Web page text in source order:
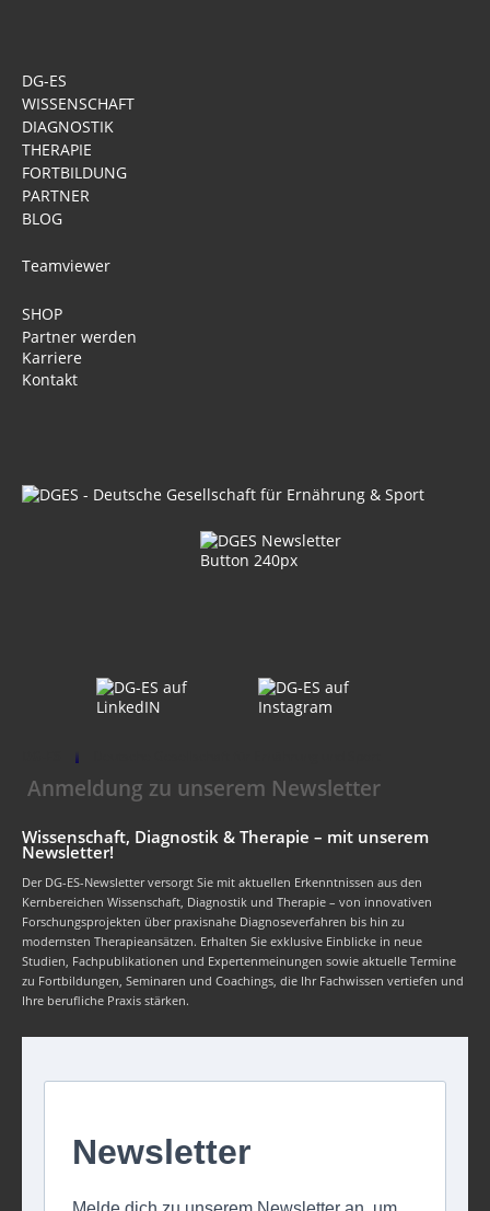
DG-ES
WISSENSCHAFT
DIAGNOSTIK
THERAPIE
FORTBILDUNG
PARTNER
BLOG
Teamviewer
SHOP
Partner werden
Karriere
Kontakt
Anmeldung zu unserem Newsletter
Wissenschaft, Diagnostik & Therapie – mit unserem
Newsletter!
Der DG-ES-Newsletter versorgt Sie mit aktuellen Erkenntnissen aus den
Kernbereichen Wissenschaft, Diagnostik und Therapie – von innovativen
Forschungsprojekten über praxisnahe Diagnoseverfahren bis hin zu
modernsten Therapieansätzen. Erhalten Sie exklusive Einblicke in neue
Studien, Fachpublikationen und Expertenmeinungen sowie aktuelle Termine
zu Fortbildungen, Seminaren und Coachings, die Ihr Fachwissen vertiefen und
Ihre berufliche Praxis stärken.